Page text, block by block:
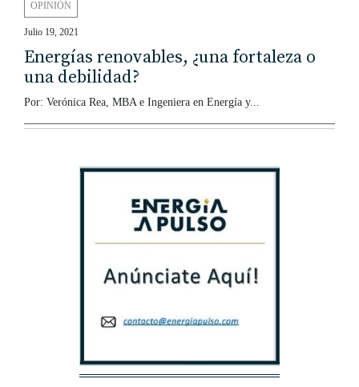
OPINIÓN
Julio 19, 2021
Energías renovables, ¿una fortaleza o
una debilidad?
Por: Verónica Rea, MBA e Ingeniera en Energía y...